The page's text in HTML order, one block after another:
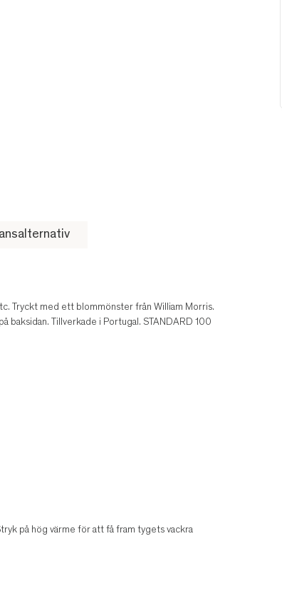
Tryckt med ett blommönster från William Morris.
baksidan. Tillverkade i Portugal. STANDARD 100
på hög värme för att få fram tygets vackra